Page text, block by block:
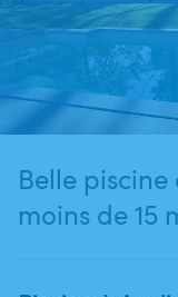
Belle
moins de 15